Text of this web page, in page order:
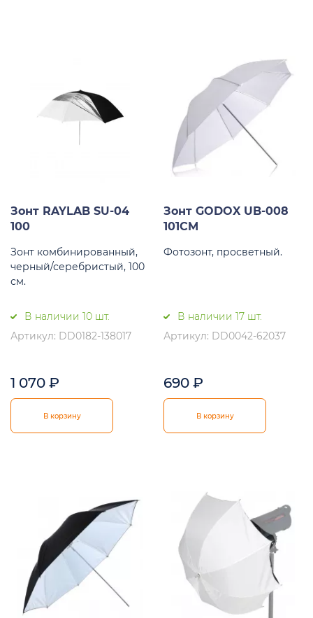
Зонт RAYLAB SU-04
100
Зонт комбинированный,
черный/серебристый, 100
см.
В наличии 10 шт.
Артикул: DD0182-138017
1 070 ₽
В корзину
Зонт GODOX UB-008
101CM
Фотозонт, просветный.
В наличии 17 шт.
Артикул: DD0042-62037
690 ₽
В корзину